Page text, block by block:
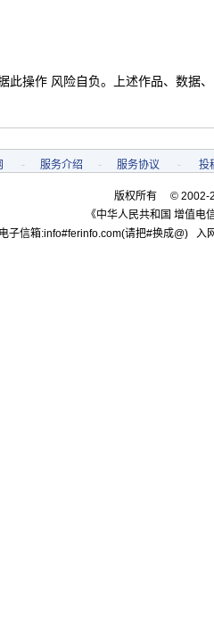
此操作 风险自负。上述作品、数据
- 服务介绍 - 服务协议 - 投
版权所有 © 2002-
《中华人民共和国 增值电
电子信箱:info#ferinfo.com(请把#换成@)